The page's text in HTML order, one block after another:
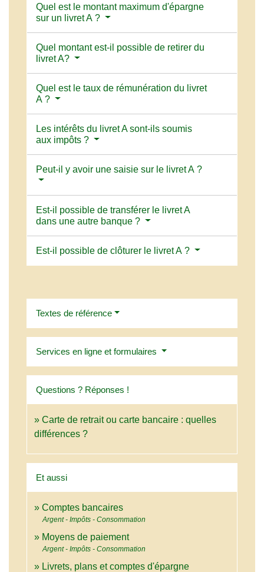
Quel est le montant maximum d'épargne
sur un livret A ?
Quel montant est-il possible de retirer du
livret A?
Quel est le taux de rémunération du livret
A ?
Les intérêts du livret A sont-ils soumis
aux impôts ?
Peut-il y avoir une saisie sur le livret A ?
Est-il possible de transférer le livret A
dans une autre banque ?
Est-il possible de clôturer le livret A ?
Textes de référence
Services en ligne et formulaires
Questions ? Réponses !
Carte de retrait ou carte bancaire : quelles
différences ?
Et aussi
Comptes bancaires
Argent - Impôts - Consommation
Moyens de paiement
Argent - Impôts - Consommation
Livrets, plans et comptes d'épargne